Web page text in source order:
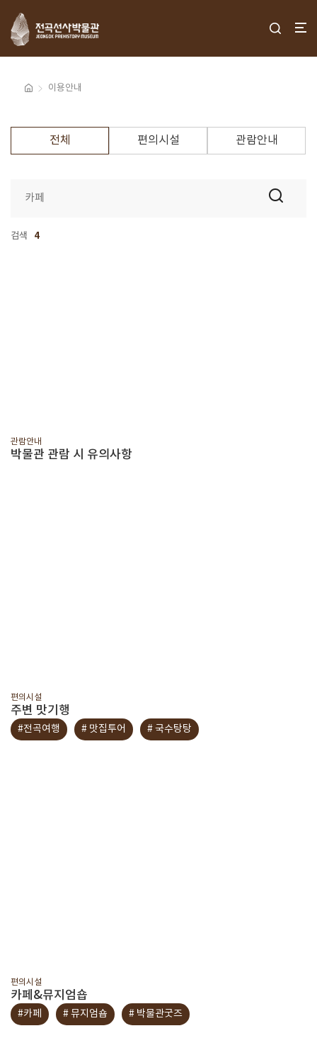
이용안내
전체 편의시설 관람안내
검색 4
관람안내
박물관 관람 시 유의사항
편의시설
주변 맛기행
#전곡여행 # 맛집투어 # 국수탕탕
편의시설
카페&뮤지엄숍
#카페 # 뮤지엄숍 # 박물관굿즈